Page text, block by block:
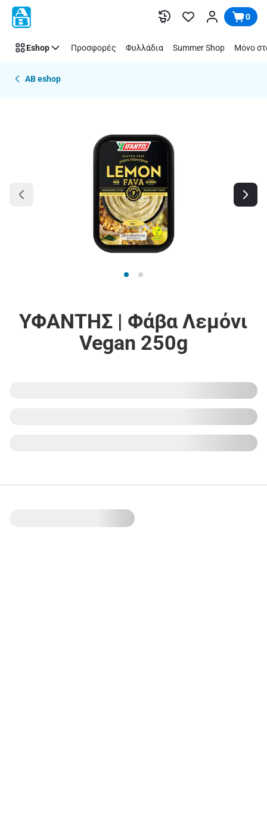
Παράλειψη 0
Eshop Προσφορές Φυλλάδια Summer Shop Μόνο
AB eshop
ΥΦΑΝΤΗΣ | Φάβα Λεμόνι
Vegan 250g